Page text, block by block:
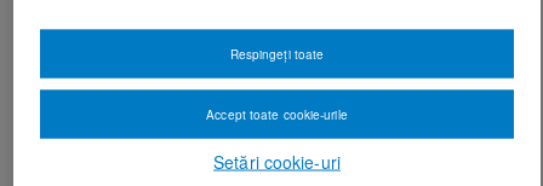
Setări cookie-uri
Respingeți toate
Accept toate cookie-urile